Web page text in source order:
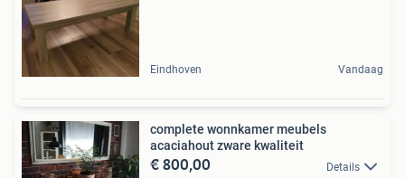
Eindhoven Vandaag
complete wonnkamer meubels
acaciahout zware kwaliteit
€ 800,00 Details